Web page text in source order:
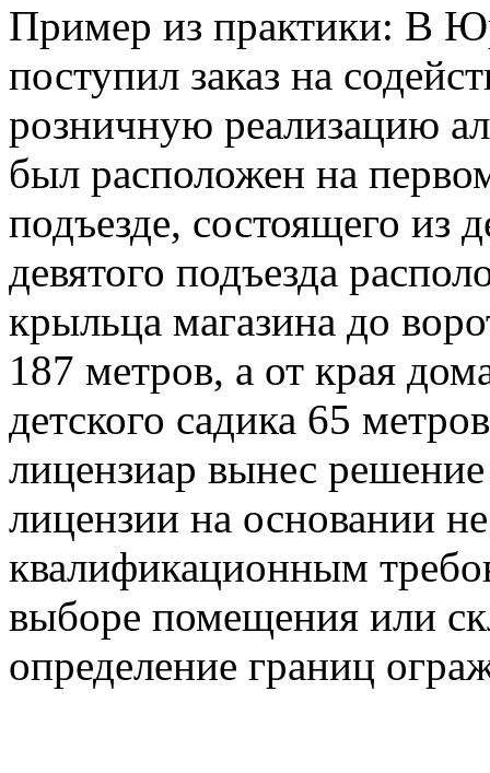
Пример из практики: В
поступил заказ на
розничную реализацию
был расположен на
подъезде, состоящего из
девятого подъезда
крыльца магазина до
187 метров, а от края
детского садика 65
лицензиар вынес
лицензии на основании
квалификационным
выборе помещения или
определение границ